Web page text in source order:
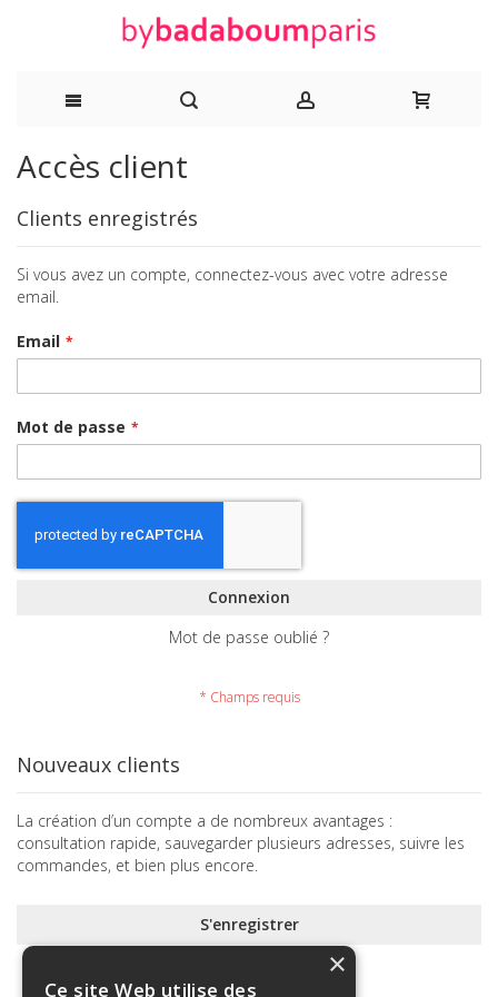
Accès client
Clients enregistrés
Si vous avez un compte, connectez-vous avec votre adresse
email.
Email
Mot de passe
Connexion
Mot de passe oublié ?
Nouveaux clients
La création d’un compte a de nombreux avantages :
consultation rapide, sauvegarder plusieurs adresses, suivre les
commandes, et bien plus encore.
S'enregistrer
×
Ce site Web utilise des